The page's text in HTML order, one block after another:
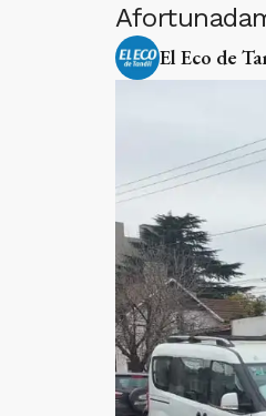
El Eco de